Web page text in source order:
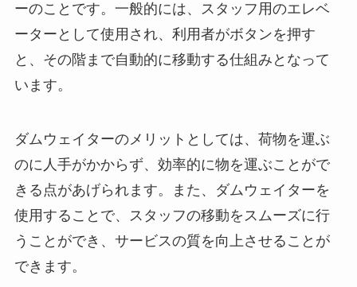
ーのことです。一般的には、スタッフ用のエレベ
ーターとして使用され、利用者がボタンを押す
と、その階まで自動的に移動する仕組みとなって
います。
ダムウェイターのメリットとしては、荷物を運ぶ
のに人手がかからず、効率的に物を運ぶことがで
きる点があげられます。また、
ダムウェイターを
使用することで、スタッフの移動をスムーズに行
うことができ、サービスの質を向上させることが
できます。